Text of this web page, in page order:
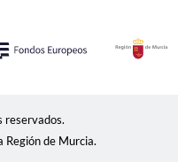
reservados.
Región de Murcia.